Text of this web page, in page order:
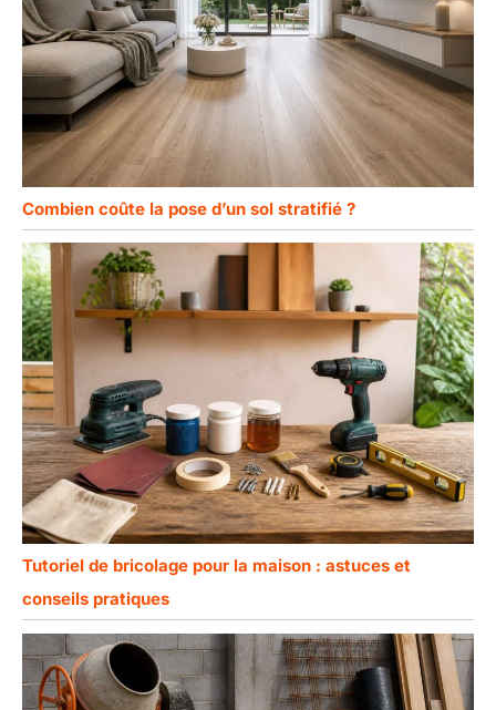
Combien coûte la pose d’un sol stratifié ?
Tutoriel de bricolage pour la maison : astuces et
conseils pratiques